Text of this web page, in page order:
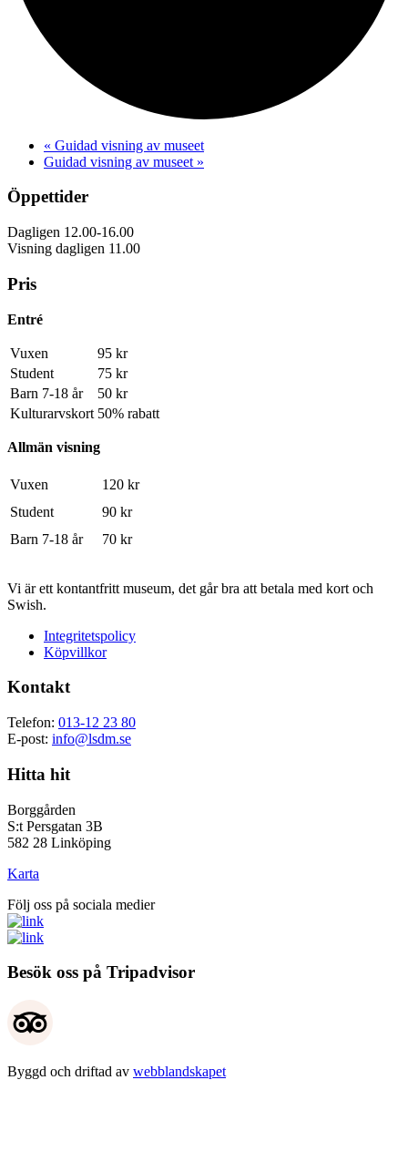
« Guidad visning av museet
Guidad visning av museet »
Öppettider
Dagligen 12.00-16.00
Visning dagligen 11.00
Pris
Entré
Vuxen
95 kr
Student
75 kr
Barn 7-18 år
50 kr
Kulturarvskort 50% rabatt
Allmän visning
Vuxen
120 kr
Student
90 kr
Barn 7-18 år
70 kr
Vi är ett kontantfritt museum, det går bra att betala med kort och
Swish.
Integritetspolicy
Köpvillkor
Kontakt
Telefon: 013-12 23 80
E-post: info@lsdm.se
Hitta hit
Borggården
S:t Persgatan 3B
582 28 Linköping
Karta
Följ oss på sociala medier
Besök oss på Tripadvisor
Byggd och driftad av webblandskapet